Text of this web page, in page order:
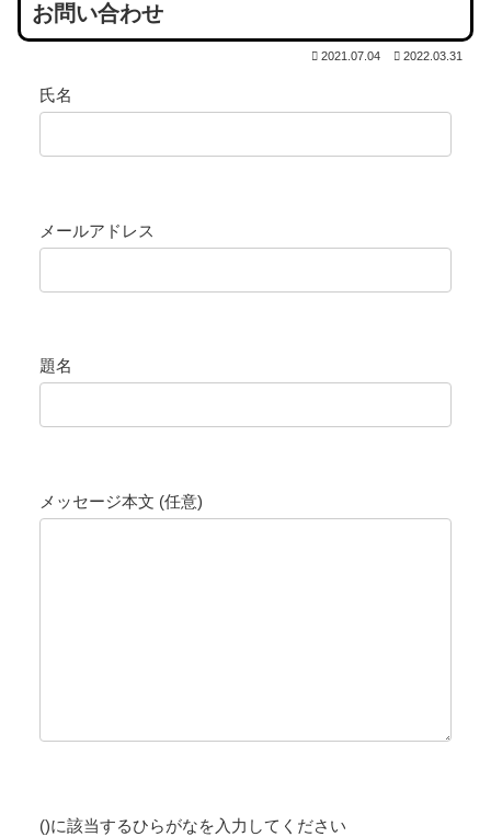
お問い合わせ
2021.07.04 2022.03.31
氏名
メールアドレス
題名
メッセージ本文 (任意)
()に該当するひらがなを入力してください